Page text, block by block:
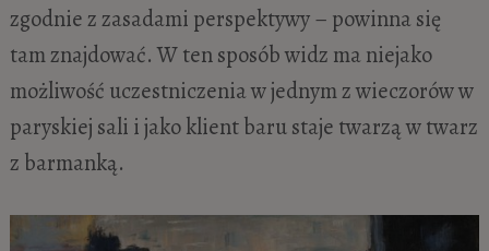
zgodnie z zasadami perspektywy – powinna się
tam znajdować. W ten sposób widz ma niejako
możliwość uczestniczenia w jednym z wieczorów w
paryskiej sali i jako klient baru staje twarzą w twarz
z barmanką.